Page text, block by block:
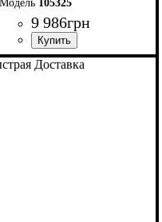
105325
9 986грн
Доставка